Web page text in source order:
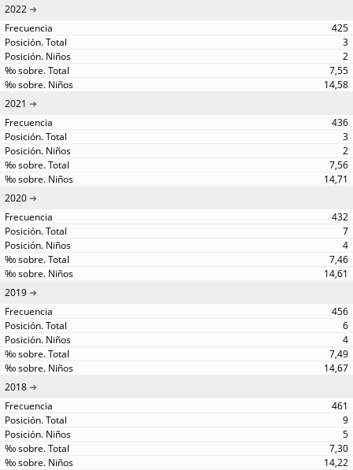
2022
425
3
2
7,55
14,58
2021
436
3
2
7,56
14,71
2020
432
7
4
7,46
14,61
2019
456
6
4
7,49
14,67
2018
461
9
5
7,30
14,22